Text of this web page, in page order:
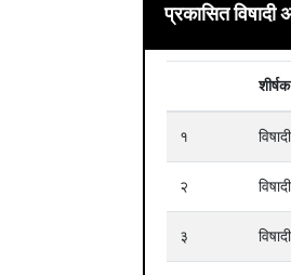
प्रकासित विषादी
शीर्षक
१
२
३